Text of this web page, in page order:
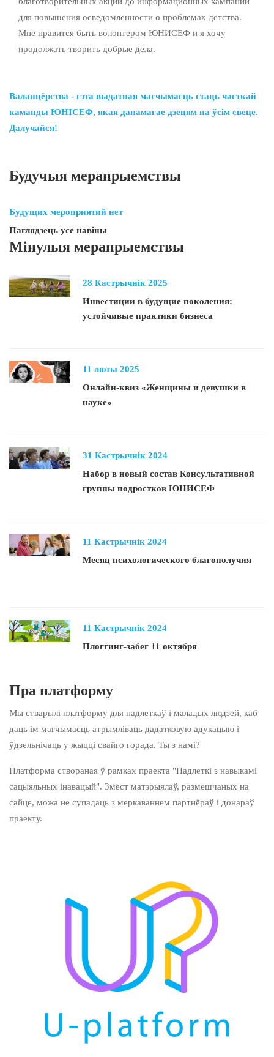
для повышения осведомленности о проблемах детства.
Мне нравится быть волонтером ЮНИСЕФ и я хочу
продолжать творить добрые дела.
Валанцёрства - гэта выдатная магчымасць стаць часткай
каманды ЮНІСЕФ, якая дапамагае дзецям па ўсім свеце.
Далучайся!
Будучыя мерапрыемствы
Будущих мероприятий нет
Паглядзець усе навіны
Мінулыя мерапрыемствы
28 Кастрычнік 2025
Инвестиции в будущие поколения:
устойчивые практики бизнеса
11 люты 2025
Онлайн-квиз «Женщины и девушки в
науке»
31 Кастрычнік 2024
Набор в новый состав Консультативной
группы подростков ЮНИСЕФ
11 Кастрычнік 2024
Месяц психологического благополучия
11 Кастрычнік 2024
Плоггинг-забег 11 октября
Пра платформу
Мы стварылі платформу для падлеткаў і маладых людзей, каб
даць ім магчымасць атрымліваць дадатковую адукацыю і
ўдзельнічаць у жыцці свайго горада. Ты з намі?
Платформа створаная ў рамках праекта "Падлеткі з навыкамі
сацыяльных інавацый". Змест матэрыялаў, размешчаных на
сайце, можа не супадаць з меркаваннем партнёраў і донараў
праекту.